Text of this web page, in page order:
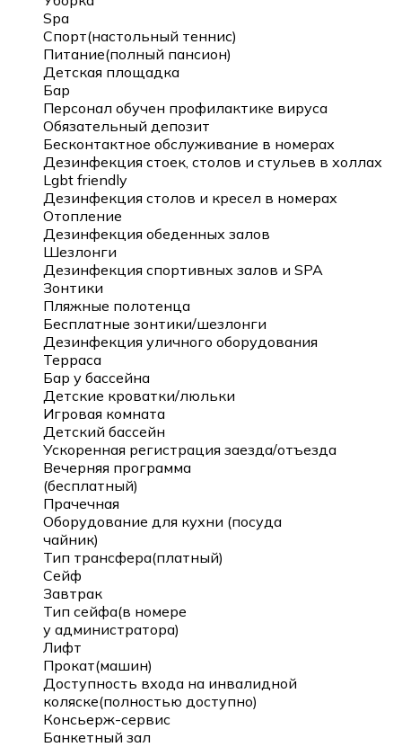
Spa
Спорт(настольный теннис)
Питание(полный пансион)
Детская площадка
Бар
Персонал обучен профилактике вируса
Обязательный депозит
Бесконтактное обслуживание в номерах
Дезинфекция стоек, столов и стульев в холлах
Lgbt friendly
Дезинфекция столов и кресел в номерах
Отопление
Дезинфекция обеденных залов
Шезлонги
Дезинфекция спортивных залов и SPA
Зонтики
Пляжные полотенца
Бесплатные зонтики/шезлонги
Дезинфекция уличного оборудования
Терраса
Бар у бассейна
Детские кроватки/люльки
Игровая комната
Детский бассейн
Ускоренная регистрация заезда/отъезда
Вечерняя программа
(бесплатный)
Прачечная
Оборудование для кухни (посуда
чайник)
Тип трансфера(платный)
Сейф
Завтрак
Тип сейфа(в номере
у администратора)
Лифт
Прокат(машин)
Доступность входа на инвалидной
коляске(полностью доступно)
Консьерж-сервис
Банкетный зал